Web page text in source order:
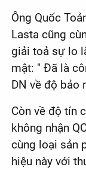
Ông Quốc
Lasta cũng
giải toả sự lo
mật: " Đã là
DN về độ bảo
Còn về độ tín
không nhận
cùng loại sản
hiệu này với